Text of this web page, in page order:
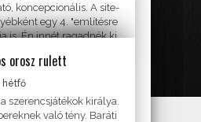
koncepcionális. A site-
egy 4. "említésre
is. Én innét ragadnék ki
JÁTÉKOK
orosz rulett
hétfő
szerencsjátékok királya.
való tény. Baráti